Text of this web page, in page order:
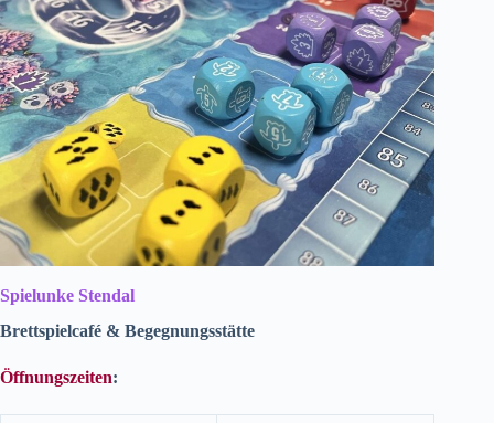
Spielunke Stendal
Brettspielcafé & Begegnungsstätte
Öffnungszeiten: